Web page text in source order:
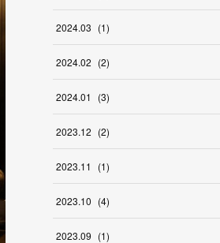
2024.03 (1)
2024.02 (2)
2024.01 (3)
2023.12 (2)
2023.11 (1)
2023.10 (4)
2023.09 (1)